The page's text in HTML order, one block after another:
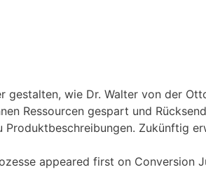
gestalten, wie Dr. Walter von der
Ressourcen gespart und
Zukünftig
appeared first on Conversion